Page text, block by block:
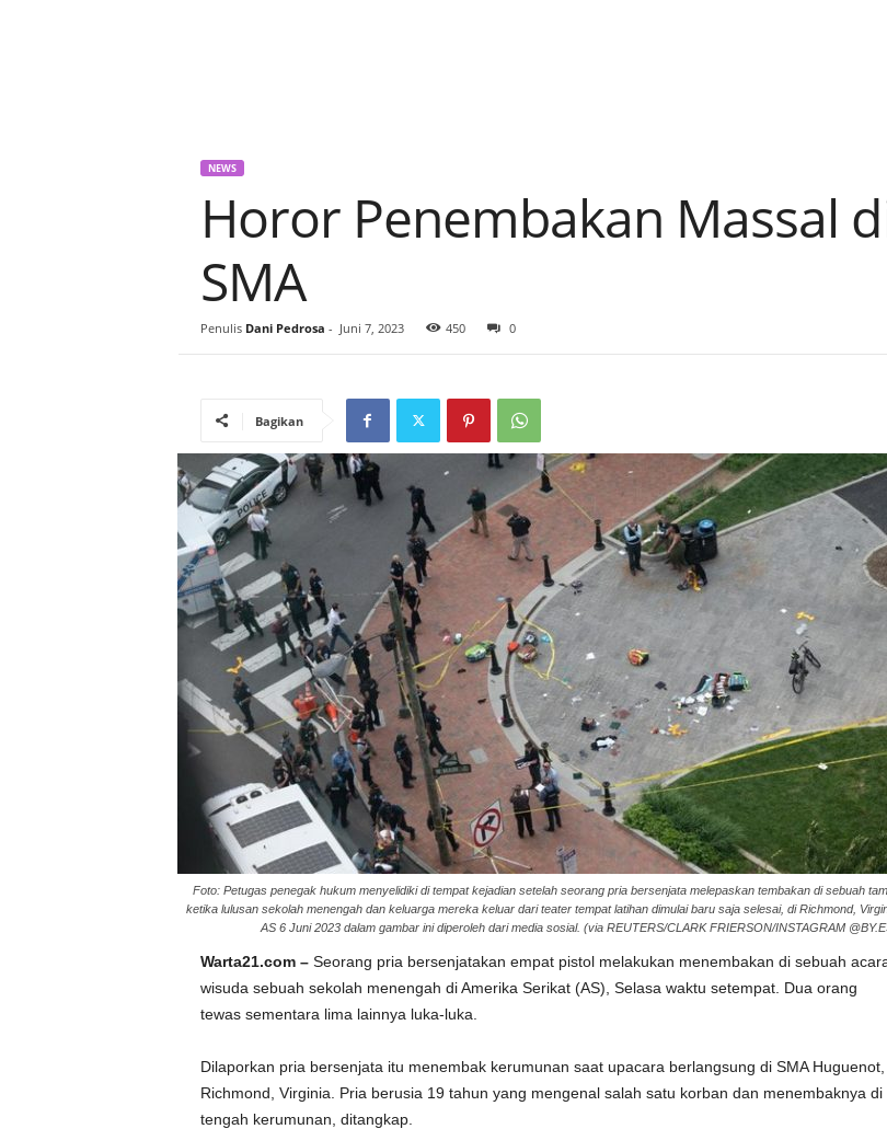
NEWS
Horor Penembakan Massal
SMA
Penulis Dani Pedrosa - Juni 7, 2023 450 0
Bagikan
Foto: Petugas penegak hukum menyelidiki di tempat kejadian setelah seorang pria bersenjata melepaskan tembakan di sebuah
ketika lulusan sekolah menengah dan keluarga mereka keluar dari teater tempat latihan dimulai baru saja selesai, di Richmond,
AS 6 Juni 2023 dalam gambar ini diperoleh dari media sosial. (via REUTERS/CLARK FRIERSON/INSTAGRAM
Warta21.com – Seorang pria bersenjatakan empat pistol melakukan menembakan di sebuah
wisuda sebuah sekolah menengah di Amerika Serikat (AS), Selasa waktu setempat. Dua orang
tewas sementara lima lainnya luka-luka.
Dilaporkan pria bersenjata itu menembak kerumunan saat upacara berlangsung di SMA
Richmond, Virginia. Pria berusia 19 tahun yang mengenal salah satu korban dan menembaknya di
tengah kerumunan, ditangkap.